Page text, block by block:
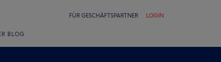
FÜR GESCHÄFTSPARTNER LOGIN
BLOG